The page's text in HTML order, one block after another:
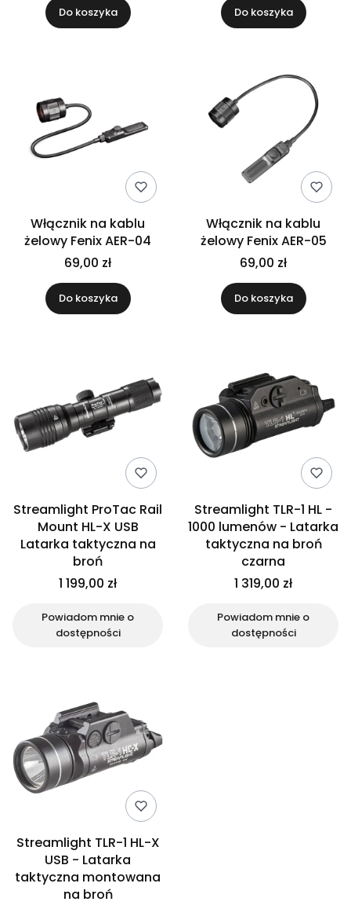
Do koszyka Do koszyka
Włącznik na kablu
żelowy Fenix AER-04
69,00 zł
Do koszyka
Włącznik na kablu
żelowy Fenix AER-05
69,00 zł
Do koszyka
Streamlight ProTac Rail
Mount HL-X USB
Latarka taktyczna na
broń
1 199,00 zł
Powiadom mnie o
dostępności
Streamlight TLR-1 HL -
1000 lumenów - Latarka
taktyczna na broń
czarna
1 319,00 zł
Powiadom mnie o
dostępności
Streamlight TLR-1 HL-X
USB - Latarka
taktyczna montowana
na broń